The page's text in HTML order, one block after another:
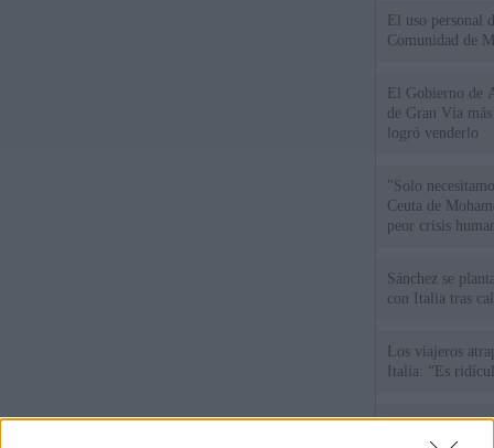
El uso personal
Comunidad de
El Gobierno de
de Gran Vía
logró venderlo
"Solo
Ceuta de
peor crisis
Sánchez se
con Italia tras
Los viajeros
Italia: “Es
Sánchez